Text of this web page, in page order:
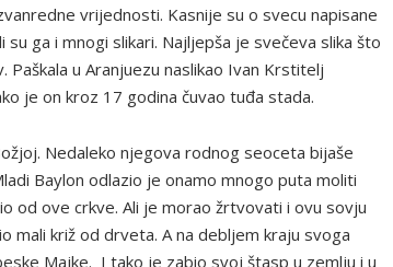
vrijednosti. Kasnije su o svecu napisane
ga i mnogi slikari. Najljepša je svečeva slika što
u Aranjuezu naslikao Ivan Krstitelj
je on kroz 17 godina čuvao tuđa stada.
Nedaleko njegova rodnog seoceta bijaše
Baylon odlazio je onamo mnogo puta moliti
od ove crkve. Ali je morao žrtvovati i ovu sovju
mali križ od drveta. A na debljem kraju svoga
Majke. I tako je zabio svoj štasp u zemlju i u